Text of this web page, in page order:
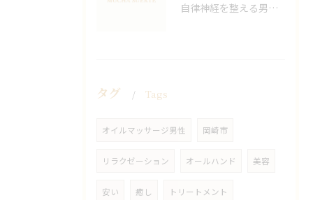
自律神経を整える男性オイルマッサージ
タグ Tags
オイルマッサージ男性 岡崎市
リラクゼーション オールハンド 美容
安い 癒し トリートメント